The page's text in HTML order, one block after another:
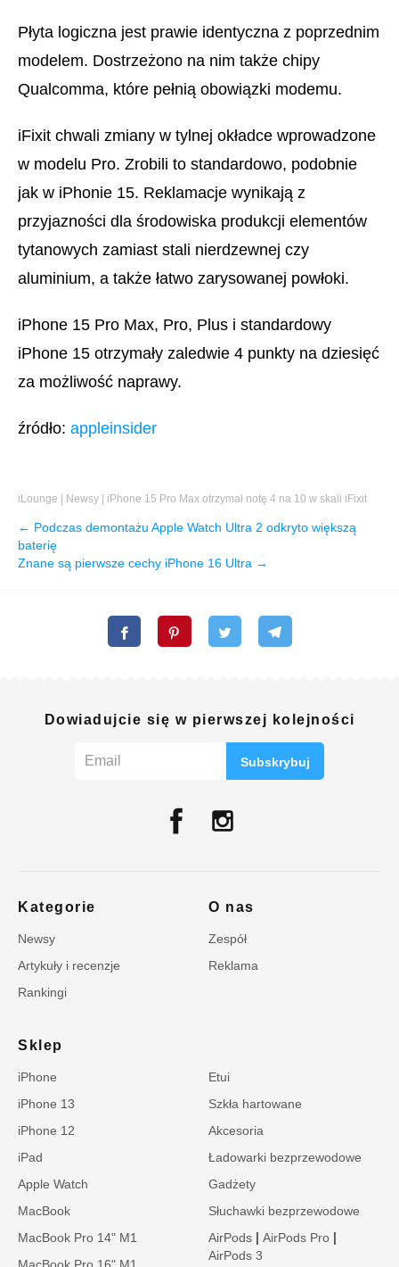
Płyta logiczna jest prawie identyczna z poprzednim
modelem. Dostrzeżono na nim także chipy
Qualcomma, które pełnią obowiązki modemu.
iFixit chwali zmiany w tylnej okładce wprowadzone
w modelu Pro. Zrobili to standardowo, podobnie
jak w iPhonie 15. Reklamacje wynikają z
przyjazności dla środowiska produkcji elementów
tytanowych zamiast stali nierdzewnej czy
aluminium, a także łatwo zarysowanej powłoki.
iPhone 15 Pro Max, Pro, Plus i standardowy
iPhone 15 otrzymały zaledwie 4 punkty na dziesięć
za możliwość naprawy.
źródło: appleinsider
iLounge Newsy iPhone 15 Pro Max otrzymał notę ​​4 na 10 w skali iFixit
← Podczas demontażu Apple Watch Ultra 2 odkryto większą
baterię
Znane są pierwsze cechy iPhone 16 Ultra →
Dowiadujcie się w pierwszej kolejności
Subskrybuj
Kategorie
Newsy
Artykuły i recenzje
Rankingi
O nas
Zespół
Reklama
Sklep
iPhone
iPhone 13
iPhone 12
iPad
Apple Watch
MacBook
MacBook Pro 14" M1
Etui
Szkła hartowane
Akcesoria
Ładowarki bezprzewodowe
Gadżety
Słuchawki bezprzewodowe
AirPods | AirPods Pro |
AirPods 3